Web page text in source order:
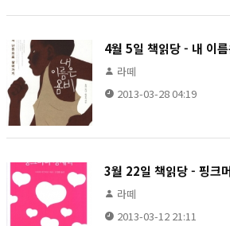
4월 5일 책읽당 - 내 이
라떼
2013-03-28 04:19
3월 22일 책읽당 - 핑크
라떼
2013-03-12 21:11